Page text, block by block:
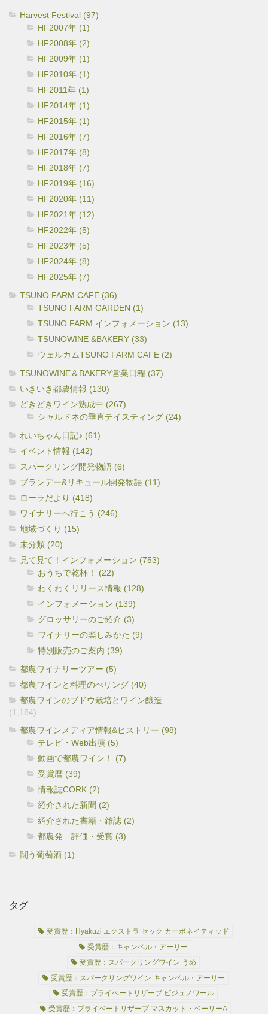
Harvest Festival (97)
HF2007年 (1)
HF2008年 (2)
HF2009年 (1)
HF2010年 (1)
HF2011年 (1)
HF2014年 (1)
HF2015年 (1)
HF2016年 (7)
HF2017年 (8)
HF2018年 (7)
HF2019年 (16)
HF2020年 (11)
HF2021年 (12)
HF2022年 (5)
HF2023年 (5)
HF2024年 (8)
HF2025年 (7)
TSUNO FARM CAFE (36)
TSUNO FARM GARDEN (1)
TSUNO FARM インフォメーション (13)
TSUNOWINE &BAKERY (33)
ウェルカムTSUNO FARM CAFE (2)
TSUNOWINE＆BAKERY営業日程 (37)
いきいき都農情報 (130)
どきどきワイン熟成中 (267)
シャルドネの垂直テイスティング (24)
れいちゃん日記♪ (61)
イベント情報 (142)
スパークリング開発物語 (6)
ブランデー&リキュール開発物語 (11)
ローラだより (418)
ワイナリーへ行こう (246)
地域づくり (15)
未分類 (20)
見て見て！インフォメーション (753)
おうちで乾杯！ (22)
わくわくリリース情報 (128)
インフォメーション (139)
グロッサリーのご紹介 (3)
ワイナリーの楽しみかた (9)
特別販売のご案内 (39)
都農ワイナリーツアー (5)
都農ワインと料理のぺリング (40)
都農ワインのブドウ栽培とワイン醸造
(1,184)
都農ワインメディア情報&ヒストリー (98)
テレビ・Web出演 (5)
動画で都農ワイン！ (7)
受賞暦 (39)
情報誌CORK (2)
紹介された新聞 (2)
紹介された書籍・雑誌 (2)
都農発 評価・受賞 (3)
闘う葡萄酒 (1)
タグ
受賞歴：Hyakuzi エクストラ セック カーボネイティッド
受賞歴：キャンベル・アーリー
受賞歴：スパークリングワイン うめ
受賞歴：スパークリングワイン キャンベル・アーリー
受賞歴：プライベートリザーブ ビジュノワール
受賞歴：プライベートリザーブ マスカット・ベーリーA